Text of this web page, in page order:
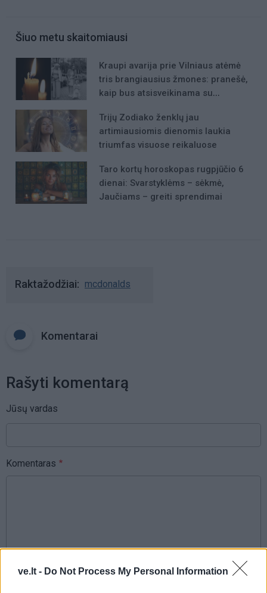
ve.lt - Do Not Process My Personal Information
Šiuo metu skaitomiausi
Kraupi avarija prie Vilniaus atėmė
tris brangiausius žmones: pranešė,
kaip bus atsisveikinama su
Trijų Zodiako ženklų jau
artimiausiomis dienomis laukia
triumfas visuose reikaluose
Taro kortų horoskopas rugpjūčio 6
dienai: Svarstyklėms – sėkmė,
Jaučiams – greiti sprendimai
Raktažodžiai mcdonalds
Komentarai
Rašyti komentarą
Jūsų vardas
Komentaras